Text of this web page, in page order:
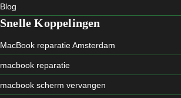
Blog
Snelle Koppelingen
MacBook reparatie Amsterdam
macbook reparatie
macbook scherm vervangen